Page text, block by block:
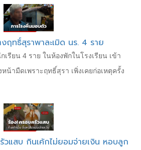
ฤทธิ์สุราพาละเมิด นร. 4 ราย
เรียน 4 ราย ในห้องพักในโรงเรียน เข้า
น้ามืดเพราะฤทธิ์สุรา เพิ่งเคยก่อเหตุครั้ง
วแสบ กินเค้กไม่ยอมจ่ายเงิน หอบลูก